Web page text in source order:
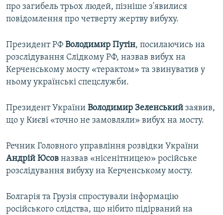
про загибель трьох людей, пізніше з'явилися
повідомлення про четверту жертву вибуху.
Президент РФ Володимир Путін, посилаючись на
розслідування Слідкому РФ, назвав вибух на
Керченському мосту «терактом» та звинуватив у
ньому українські спецслужби.
Президент України Володимир Зеленський заявив,
що у Києві «точно не замовляли» вибух на мосту.
Речник Головного управління розвідки України
Андрій Юсов назвав «нісенітницею» російське
розслідування вибуху на Керченському мосту.
Болгарія та Грузія спростували інформацію
російського слідства, що нібито підірваний на